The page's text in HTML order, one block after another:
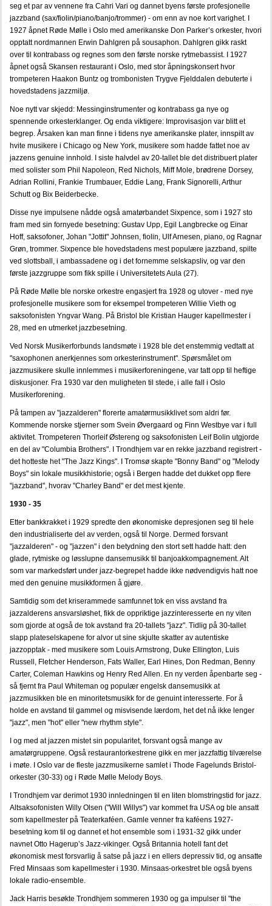
seg et par av vennene fra Cahri Vari og dannet byens første profesjonelle
jazzband (sax/fiolin/piano/banjo/trommer) - om enn av noe kort varighet. I
1927 åpnet Røde Mølle i Oslo med amerikanske Don Parker’s orkester, hvori
opptatt nordmannen Erwin Dahlgren på sousaphon. Dahlgren gikk raskt
over til kontrabass og regnes som den første norske rytmebassist. I 1927
åpnet også Skansen restaurant i Oslo, med stor åpningskonsert hvor
trompeteren Haakon Buntz og trombonisten Trygve Fjelddalen debuterte i
hovedstadens jazzmiljø.
Noe nytt var skjedd: Messinginstrumenter og kontrabass ga nye og
spennende orkesterklanger. Og enda viktigere: Improvisasjon var blitt et
begrep. Årsaken kan man finne i tidens nye amerikanske plater, innspilt av
hvite musikere i Chicago og New York, musikere som hadde fattet noe av
jazzens genuine innhold. I siste halvdel av 20-tallet ble det distribuert plater
med solister som Phil Napoleon, Red Nichols, Miff Mole, brødrene Dorsey,
Adrian Rollini, Frankie Trumbauer, Eddie Lang, Frank Signorelli, Arthur
Schutt og Bix Beiderbecke.
Disse nye impulsene nådde også amatørbandet Sixpence, som i 1927 sto
fram med sin fornyede besetning: Gustav Upp, Egil Langbrecke og Einar
Hoff, saksofoner, Johan "Jottit" Johnsen, fiolin, Ulf Arnesen, piano, og Ragnar
Grøn, trommer. Sixpence ble hovedstadens mest populære jazzband, spilte
ved slottsball, i ambassadene og i det fornemme selskapsliv, og var den
første jazzgruppe som fikk spille i Universitetets Aula (27).
På Røde Mølle ble norske orkestre engasjert fra 1928 og utover - med nye
profesjonelle musikere som for eksempel trompeteren Willie Vieth og
saksofonisten Yngvar Wang. På Bristol ble Kristian Hauger kapellmester i
28, med en utmerket jazzbesetning.
Ved Norsk Musikerforbunds landsmøte i 1928 ble det enstemmig vedtatt at
"saxophonen anerkjennes som orkesterinstrument". Spørsmålet om
jazzmusikere skulle innlemmes i musikerforeningene, var tatt opp til heftige
diskusjoner. Fra 1930 var den muligheten til stede, i alle fall i Oslo
Musikerforening.
På tampen av "jazzalderen" florerte amatørmusikklivet som aldri før.
Kommende norske stjerner som Svein Øvergaard og Finn Westbye var i full
aktivitet. Trompeteren Thorleif Østereng og saksofonisten Leif Bolin utgjorde
en del av "Columbia Brothers". I Trondhjem var en rekke jazzband registrert -
det hotteste het "The Jazz Kings". I Tromsø skapte "Bonny Band" og "Melody
Boys" sin lokale musikkhistorie; også i Bergen hadde det dukket opp flere
"jazzband", hvorav "Charley Band" er det mest kjente.
1930 - 35
Etter bankkrakket i 1929 spredte den økonomiske depresjonen seg til hele
den industrialiserte del av verden, også til Norge. Dermed forsvant
"jazzalderen" - og "jazzen" i den betydning den stort sett hadde hatt: den
glade, rytmiske og løsslupne dansemusikk til banjoakkompagnement. Alt
som var markedsført under jazz-begrepet hadde ikke nødvendigvis hatt noe
med den genuine musikkformen å gjøre.
Samtidig som det kriserammede samfunnet tok en viss avstand fra
jazzalderens ansvarsløshet, fikk de oppriktige jazzinteresserte en ny viten
som gjorde at også de tok avstand fra 20-tallets "jazz". Tidlig på 30-tallet
slapp plateselskapene for alvor ut sine skjulte skatter av autentiske
jazzopptak - med musikere som Louis Armstrong, Duke Ellington, Luis
Russell, Fletcher Henderson, Fats Waller, Earl Hines, Don Redman, Benny
Carter, Coleman Hawkins og Henry Red Allen. En ny verden åpenbarte seg -
så fjernt fra Paul Whiteman og populær engelsk dansemusikk at
jazzmusikken ble en minoritetsmusikk for de genuint interesserte. For å
holde en avstand til gammel og misvisende lærdom, het det nå ikke lenger
"jazz", men "hot" eller "new rhythm style".
I og med at jazzen mistet sin popularitet, forsvant også mange av
amatørgruppene. Også restaurantorkestrene gikk en mer jazzfattig tilværelse
i møte. I Oslo var de fleste jazzmusikerne samlet i Thode Fagelunds Bristol-
orkester (30-33) og i Røde Mølle Melody Boys.
I Trondhjem var derimot 1930 innledningen til en liten blomstringstid for jazz.
Altsaksofonisten Willy Olsen ("Will Willys") var kommet fra USA og ble ansatt
som kapellmester på Teaterkaféen. Gamle venner fra kaféens 1927-
besetning kom til og dannet et hot ensemble som i 1931-32 gikk under
navnet Otto Hagerup’s Jazz-vikinger. Også Britannia hotell fant det
økonomisk mest forsvarlig å satse på jazz i en ellers depressiv tid, og ansatte
Fred Minsaas som kapellmester i 1930. Minsaas-orkestret ble også byens
lokale radio-ensemble.
Jack Harris besøkte Trondhjem sommeren 1930 og ga impulser til "the